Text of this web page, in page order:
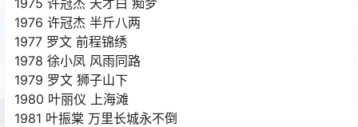
1975 许冠杰 天才白 痴梦
1976 许冠杰 半斤八两
1977 罗文 前程锦绣
1978 徐小凤 风雨同路
1979 罗文 狮子山下
1980 叶丽仪 上海滩
1981 叶振棠 万里长城永不倒